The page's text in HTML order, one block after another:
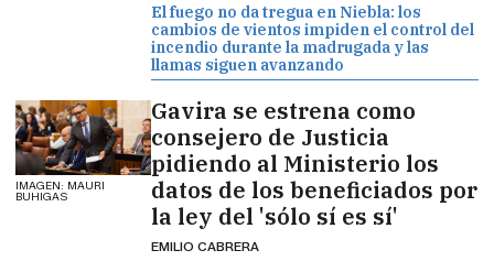
El fuego no da tregua en Niebla: los
cambios de vientos impiden el control del
incendio durante la madrugada y las
llamas siguen avanzando
IMAGEN: MAURI
BUHIGAS
Gavira se estrena como
consejero de Justicia
pidiendo al Ministerio los
datos de los beneficiados por
la ley del 'sólo sí es sí'
EMILIO CABRERA